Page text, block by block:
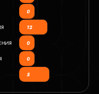
0
12
0
0
5